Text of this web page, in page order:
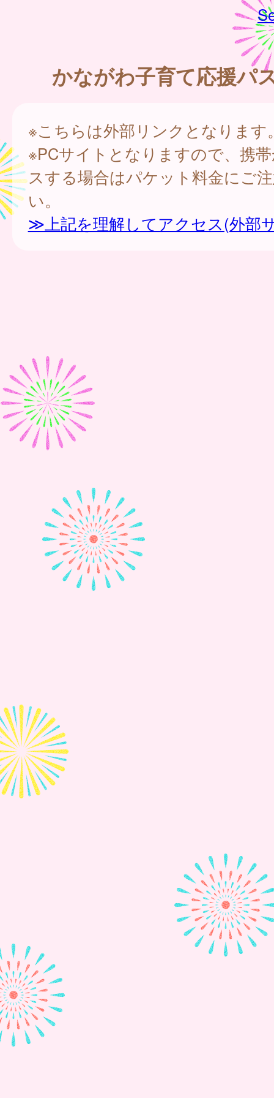
かながわ子育て応援パ
※こちらは外部リンクとなります
※PCサイトとなりますので、携
スする場合はパケット料金にご
い。
≫上記を理解してアクセス(外部